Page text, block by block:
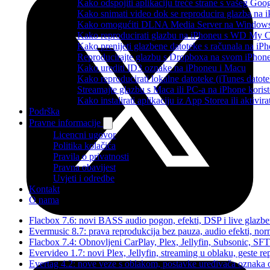
Kako odspojiti aplikaciju treće strane s vašeg
Kako snimati video dok se reproducira glazba na
Kako omogućiti DLNA Media Server na
Kako reproducirati glazbu na iPhoneu s WD My
Kako prenijeti glazbene datoteke s računala na
Reproducirajte glazbu s Dropboxa na svom
Kako urediti ID3 oznake na iPhoneu i Macu
Kako reproducirati lokalne datoteke (iTunes
Streamajte glazbu s Maca ili PC-a na iPhone
Kako instalirati aplikaciju iz App Storea ili
Podrška
Pravne informacije
Licencni ugovor
Politika kolačića
Pravila o privatnosti
Pravna obavijest
Uvjeti i odredbe
Kontakt
O nama
Flacbox 7.6: novi BASS audio pogon, efekti, DSP i live
Evermusic 8.7: prava reprodukcija bez pauza, audio efekti,
Flacbox 7.4: Obnovljeni CarPlay, Plex, Jellyfin, Subsonic,
Evervideo 1.7: novi Plex, Jellyfin, streaming u oblaku, geste
Evertag 4.2: nove veze s oblakom, postavke uređivača oznaka